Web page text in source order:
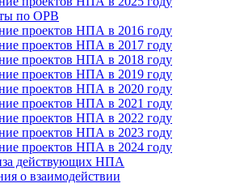
по ОРВ
проектов НПА в 2016 году
проектов НПА в 2017 году
проектов НПА в 2018 году
проектов НПА в 2019 году
проектов НПА в 2020 году
проектов НПА в 2021 году
проектов НПА в 2022 году
проектов НПА в 2023 году
проектов НПА в 2024 году
действующих НПА
о взаимодействии